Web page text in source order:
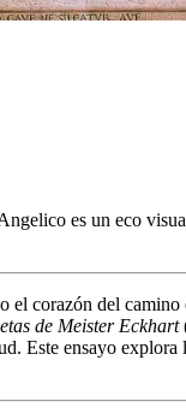
es un eco
corazón del
de Meister Eckhart
Este ensayo